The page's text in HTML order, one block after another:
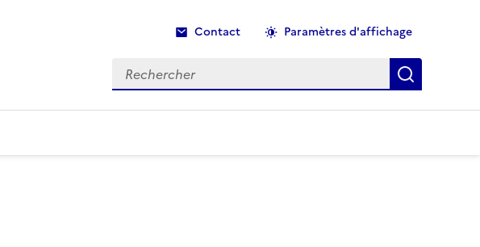
Contact Paramètres d'affichage
Rechercher Recherche